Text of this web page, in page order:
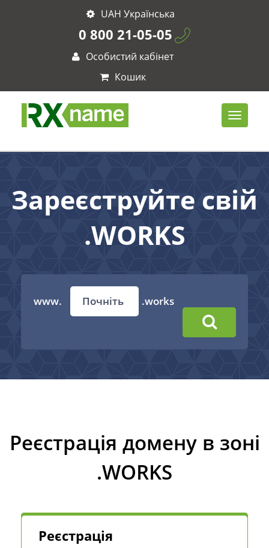
UAH Українська
0 800 21-05-05
Особистий кабінет
Кошик
Зареєструйте свій
.WORKS
www. .works
Реєстрація домену в зоні
.WORKS
Реєстрація